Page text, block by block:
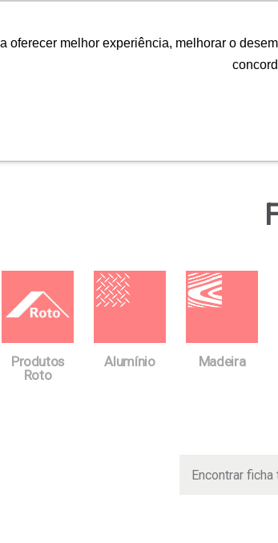
oferecer melhor experiência, melhorar o
Produtos
Roto
Alumínio Madeira